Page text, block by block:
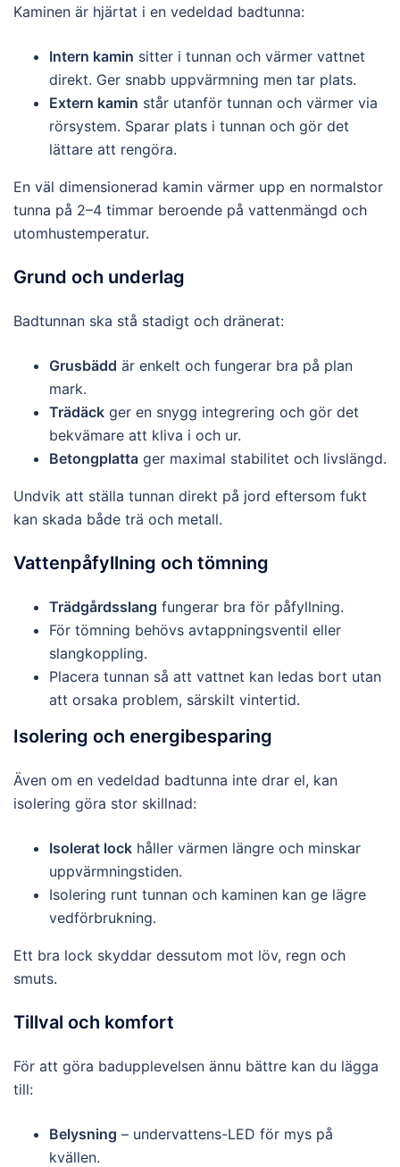
Kaminen är hjärtat i en vedeldad badtunna:
Intern kamin sitter i tunnan och värmer vattnet
direkt. Ger snabb uppvärmning men tar plats.
Extern kamin står utanför tunnan och värmer via
rörsystem. Sparar plats i tunnan och gör det
lättare att rengöra.
En väl dimensionerad kamin värmer upp en normalstor
tunna på 2–4 timmar beroende på vattenmängd och
utomhustemperatur.
Grund och underlag
Badtunnan ska stå stadigt och dränerat:
Grusbädd är enkelt och fungerar bra på plan
mark.
Trädäck ger en snygg integrering och gör det
bekvämare att kliva i och ur.
Betongplatta ger maximal stabilitet och livslängd.
Undvik att ställa tunnan direkt på jord eftersom fukt
kan skada både trä och metall.
Vattenpåfyllning och tömning
Trädgårdsslang fungerar bra för påfyllning.
För tömning behövs avtappningsventil eller
slangkoppling.
Placera tunnan så att vattnet kan ledas bort utan
att orsaka problem, särskilt vintertid.
Isolering och energibesparing
Även om en vedeldad badtunna inte drar el, kan
isolering göra stor skillnad:
Isolerat lock håller värmen längre och minskar
uppvärmningstiden.
Isolering runt tunnan och kaminen kan ge lägre
vedförbrukning.
Ett bra lock skyddar dessutom mot löv, regn och
smuts.
Tillval och komfort
För att göra badupplevelsen ännu bättre kan du lägga
till:
Belysning – undervattens-LED för mys på
kvällen.